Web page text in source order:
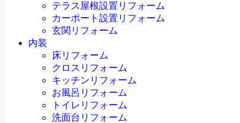
テラス屋根設置リフォーム
カーポート設置リフォーム
玄関リフォーム
内装
床リフォーム
クロスリフォーム
キッチンリフォーム
お風呂リフォーム
トイレリフォーム
洗面台リフォーム